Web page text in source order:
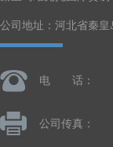
公司地址：河北省秦
电 话：
公司传真：